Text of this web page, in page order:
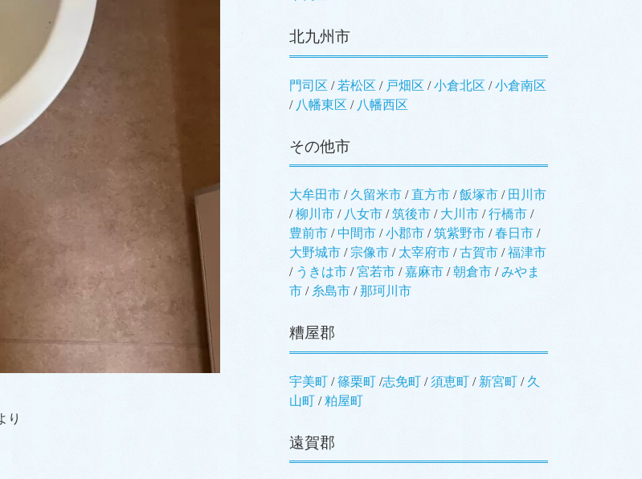
り
北九州市
門司区 / 若松区 / 戸畑区 /小倉北区 /小倉南区
/ 八幡東区 / 八幡西区
その他市
大牟田市 / 久留米市 /直方市 /飯塚市 / 田川市
/柳川市 / 八女市 /筑後市 / 大川市 /行橋市 /
豊前市 /中間市 /小郡市 /筑紫野市 /春日市 /
大野城市 / 宗像市 / 太宰府市 /古賀市 /福津市
/ うきは市 /宮若市 /嘉麻市 /朝倉市 /みやま
市 / 糸島市 /那珂川市
糟屋郡
宇美町 /篠栗町 /志免町 /須恵町 / 新宮町 / 久
山町 /粕屋町
遠賀郡